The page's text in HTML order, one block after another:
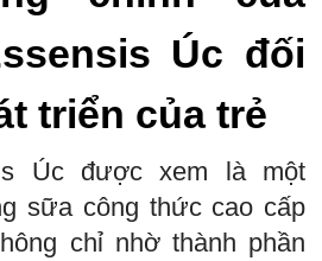
Úc đối
triển của trẻ
Úc được xem là một
sữa công thức cao cấp
chỉ nhờ thành phần